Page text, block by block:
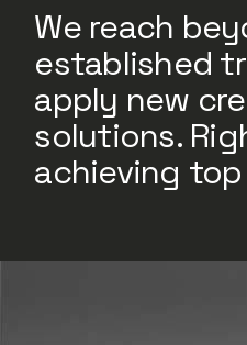
We reach
established
apply new
solutions.
achieving